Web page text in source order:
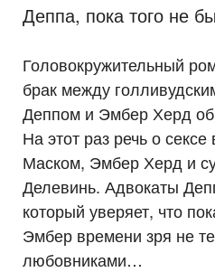
Деппа, пока того не
Головокружительный
брак между
Деппом и Эмбер Херд
На этот раз речь о
Маском, Эмбер Херд и
Делевинь. Адвокаты
который уверяет, что
Эмбер времени зря не
любовниками…